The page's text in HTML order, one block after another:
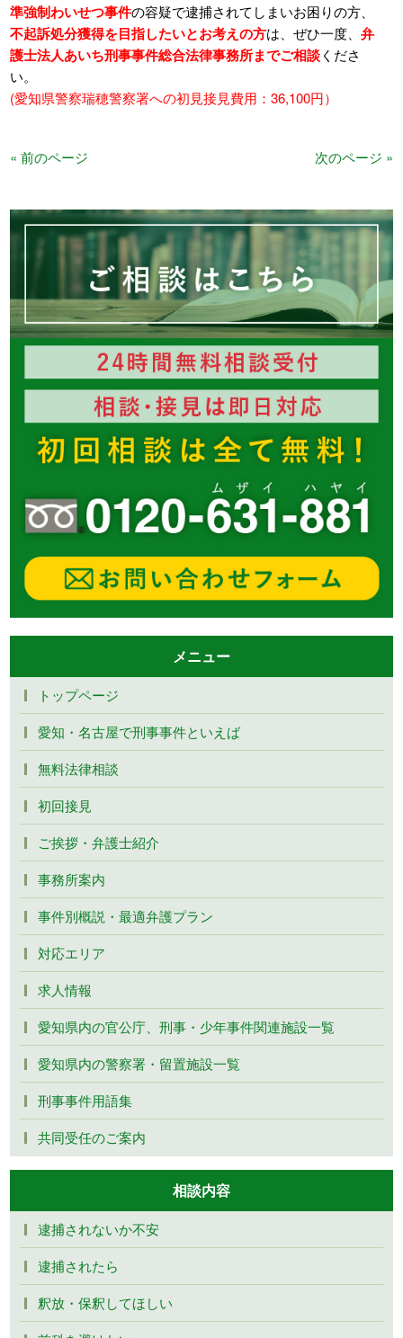
準強制わいせつ事件の容疑で逮捕されてしまいお困りの方、
不起訴処分獲得を目指したいとお考えの方は、ぜひ一度、弁
護士法人あいち刑事事件総合法律事務所までご相談くださ
い。
(愛知県警察瑞穂警察署への初見接見費用：36,100円）
« 前のページ 次のページ »
メニュー
トップページ
愛知・名古屋で刑事事件といえば
無料法律相談
初回接見
ご挨拶・弁護士紹介
事務所案内
事件別概説・最適弁護プラン
対応エリア
求人情報
愛知県内の官公庁、刑事・少年事件関連施設一覧
愛知県内の警察署・留置施設一覧
刑事事件用語集
共同受任のご案内
相談内容
逮捕されないか不安
逮捕されたら
釈放・保釈してほしい